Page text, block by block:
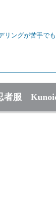
ングが苦手でも
者服